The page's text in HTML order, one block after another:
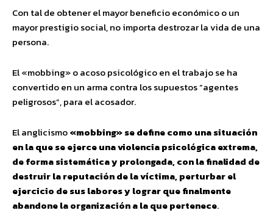
Con tal de obtener el mayor beneficio económico o un
mayor prestigio social, no importa destrozar la vida de una
persona.
El «mobbing» o acoso psicológico en el trabajo se ha
convertido en un arma contra los supuestos “agentes
peligrosos”, para el acosador.
El anglicismo«mobbing» se define como una situación
en la que se ejerce una violencia psicológica extrema,
de forma sistemática y prolongada, con la finalidad de
destruir la reputación de la víctima, perturbar el
ejercicio de sus labores y lograr que finalmente
abandone la organización a la que pertenece.